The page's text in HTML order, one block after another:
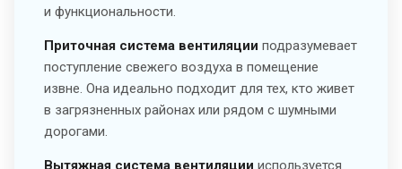
и функциональности.
Приточная система вентиляции подразумевает
поступление свежего воздуха в помещение
извне. Она идеально подходит для тех, кто живет
в загрязненных районах или рядом с шумными
дорогами.
Вытяжная система вентиляции используется